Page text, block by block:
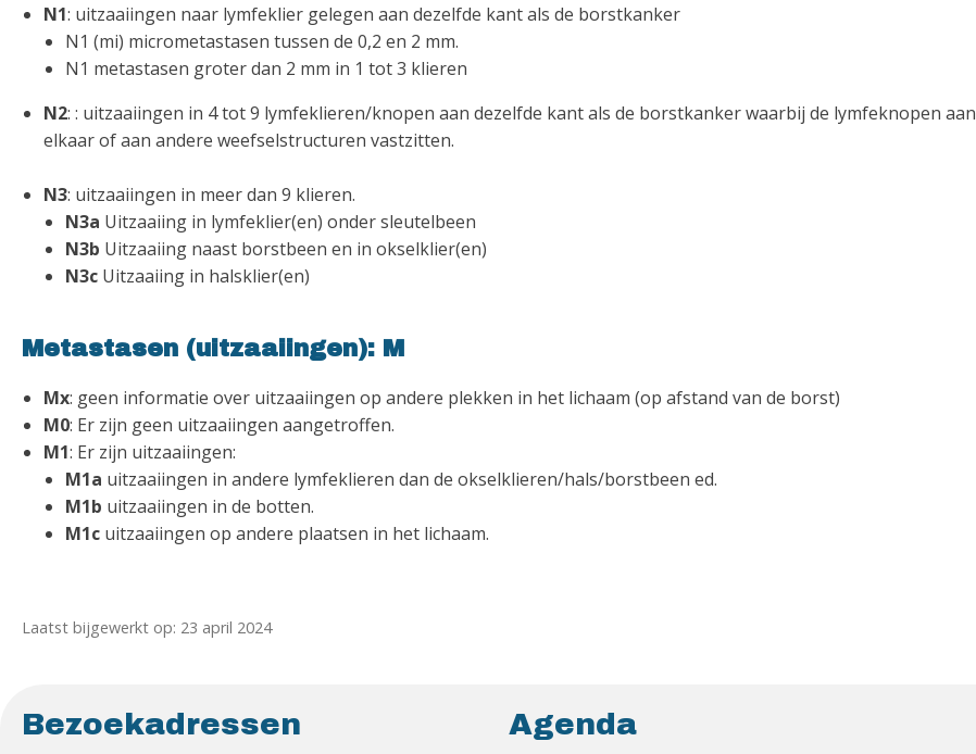
N1: uitzaaiingen naar lymfeklier gelegen aan dezelfde kant als de borstkanker
N1 (mi) micrometastasen tussen de 0,2 en 2 mm.
N1 metastasen groter dan 2 mm in 1 tot 3 klieren
N2: : uitzaaiingen in 4 tot 9 lymfeklieren/knopen aan dezelfde kant als de borstkanker waarbij de lymfeknopen aan
elkaar of aan andere weefselstructuren vastzitten.
N3: uitzaaiingen in meer dan 9 klieren.
N3a Uitzaaiing in lymfeklier(en) onder sleutelbeen
N3b Uitzaaiing naast borstbeen en in okselklier(en)
N3c Uitzaaiing in halsklier(en)
Metastasen (uitzaaiingen): M
Mx: geen informatie over uitzaaiingen op andere plekken in het lichaam (op afstand van de borst)
M0: Er zijn geen uitzaaiingen aangetroffen.
M1: Er zijn uitzaaiingen:
M1a uitzaaiingen in andere lymfeklieren dan de okselklieren/hals/borstbeen ed.
M1b uitzaaiingen in de botten.
M1c uitzaaiingen op andere plaatsen in het lichaam.
Laatst bijgewerkt op: 23 april 2024
Bezoekadressen Agenda